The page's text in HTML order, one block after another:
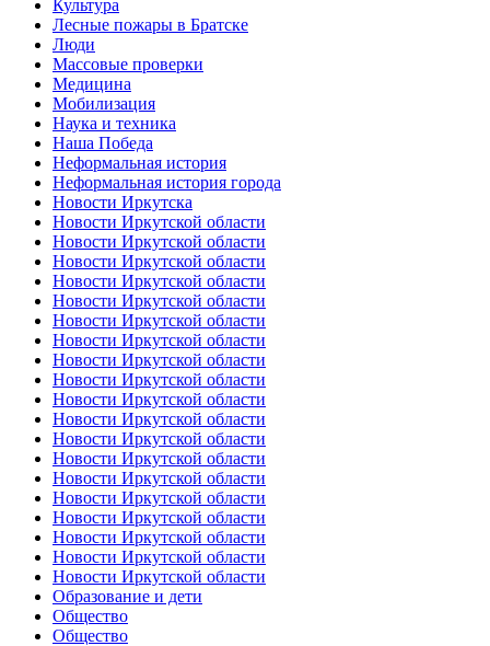
Культура
Лесные пожары в Братске
Люди
Массовые проверки
Медицина
Мобилизация
Наука и техника
Наша Победа
Неформальная история
Неформальная история города
Новости Иркутска
Новости Иркутской области
Новости Иркутской области
Новости Иркутской области
Новости Иркутской области
Новости Иркутской области
Новости Иркутской области
Новости Иркутской области
Новости Иркутской области
Новости Иркутской области
Новости Иркутской области
Новости Иркутской области
Новости Иркутской области
Новости Иркутской области
Новости Иркутской области
Новости Иркутской области
Новости Иркутской области
Новости Иркутской области
Новости Иркутской области
Новости Иркутской области
Образование и дети
Общество
Общество